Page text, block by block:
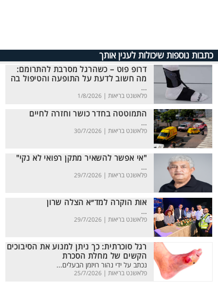
כתבות נוספות שיכולות לענין אותך
דרופ פוט – כשהרגל מסרבת להתרומם:
מה חשוב לדעת על התופעה והטיפול בה
...
פלאשנט בריאות | 1/8/2026
התמוטטה בחדר כושר וחזרה לחיים
...
פלאשנט בריאות | 30/7/2026
"אי אפשר להשאיר מתקן רפואי לא נקי"
...
פלאשנט בריאות | 29/7/2026
אות הוקרה למד״א הצלה שרון
...
פלאשנט בריאות | 29/7/2026
רגל סוכרתית: כך ניתן למנוע את הסיבוכים
הקשים של מחלת הסכרת
נכתב על ידי נהור רויזמן הבעלים...
פלאשנט בריאות | 25/7/2026